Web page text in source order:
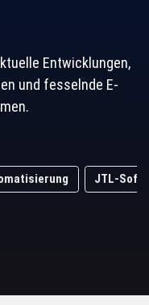
Entwicklungen,
und fesselnde E-
JTL-